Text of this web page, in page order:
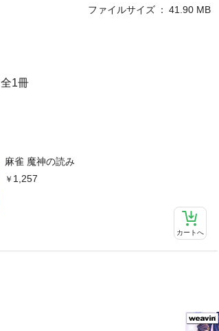
全1冊
麻雀 魔神の読み
1,257
カートへ
ファイルサイズ
41.90 MB